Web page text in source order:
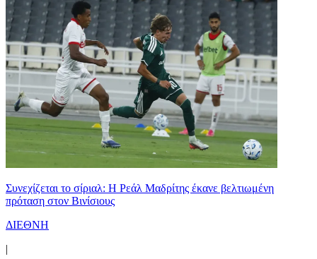
Συνεχίζεται το σίριαλ: Η Ρεάλ Μαδρίτης έκανε βελτιωμένη
πρόταση στον Βινίσιους
ΔΙΕΘΝΗ
|